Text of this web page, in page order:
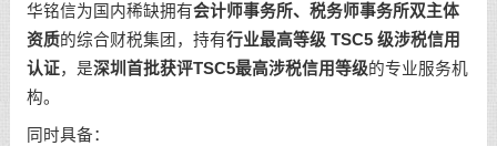
华铭信为国内稀缺拥有会计师事务所、税务师事务所双主体
资质的综合财税集团，持有行业最高等级 TSC5 级涉税信用
认证，是深圳首批获评TSC5最高涉税信用等级的专业服务机
构。
同时具备：